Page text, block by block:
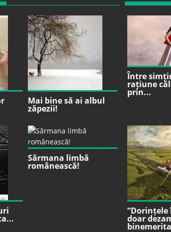
Mai bine să ai albul
zăpezii!
Sărmana limbă
românească!
Între
rațiune
prin...
doar